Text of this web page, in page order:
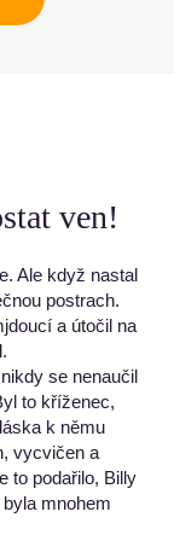
ven!
Ale když nastal
postrach.
a útočil na
se nenaučil
to kříženec,
k němu
vycvičen a
to podařilo, Billy
mnohem